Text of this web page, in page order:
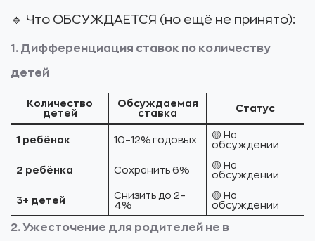
🔹 Что ОБСУЖДАЕТСЯ (но ещё не принято):
1. Дифференциация ставок по количеству
детей
Количество
детей
Обсуждаемая
ставка
Статус
1 ребёнок 10–12% годовых
🟡 На
обсуждении
2 ребёнка Сохранить 6%
🟡 На
обсуждении
3+ детей
Снизить до 2–
4%
🟡 На
обсуждении
2. Ужесточение для родителей не в